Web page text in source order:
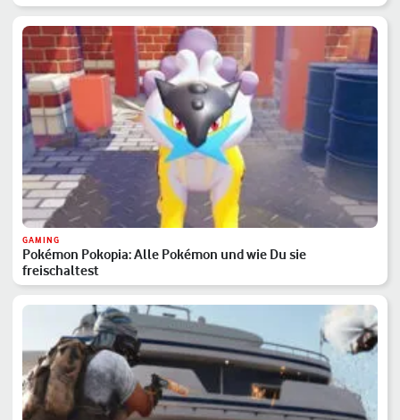
GAMING
Pokémon Pokopia: Alle Pokémon und wie Du sie
freischaltest